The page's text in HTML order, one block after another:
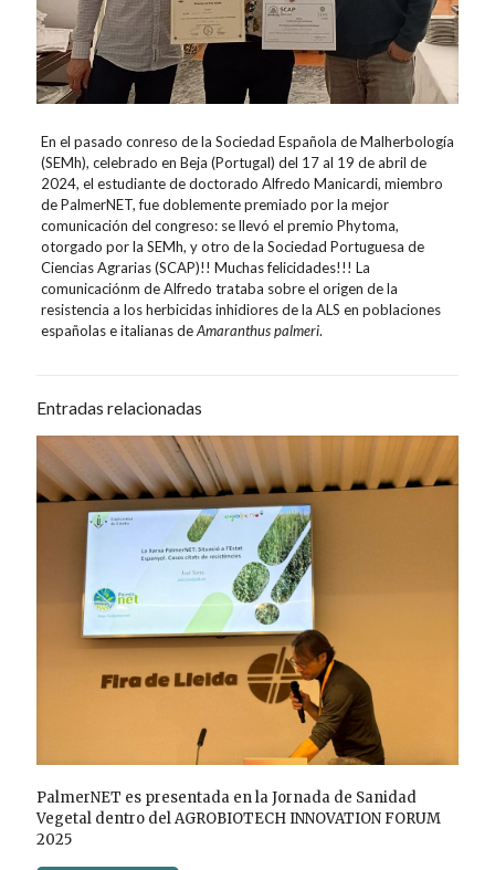
En el pasado conreso de la Sociedad Española de Malherbología
(SEMh), celebrado en Beja (Portugal) del 17 al 19 de abril de
2024, el estudiante de doctorado Alfredo Manicardi, miembro
de PalmerNET, fue doblemente premiado por la mejor
comunicación del congreso: se llevó el premio Phytoma,
otorgado por la SEMh, y otro de la Sociedad Portuguesa de
Ciencias Agrarias (SCAP)!! Muchas felicidades!!! La
comunicaciónm de Alfredo trataba sobre el origen de la
resistencia a los herbicidas inhidiores de la ALS en poblaciones
españolas e italianas deAmaranthus palmeri.
Entradas relacionadas
PalmerNET es presentada en la Jornada de Sanidad
Vegetal dentro del AGROBIOTECH INNOVATION FORUM
2025